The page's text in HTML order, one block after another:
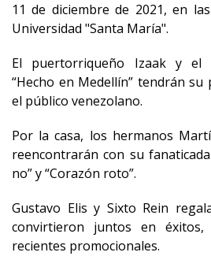
11 de diciembre de 2021, en
Universidad "Santa María".
El puertorriqueño Izaak y el
“Hecho en Medellín” tendrán
el público venezolano.
Por la casa, los hermanos
reencontrarán con su
no” y “Corazón roto”.
Gustavo Elis y Sixto Rein
convirtieron juntos en
recientes promocionales.